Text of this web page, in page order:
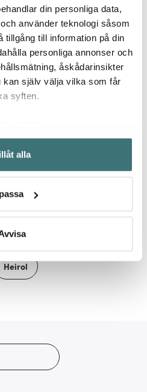
din personliga data,
använder teknologi såsom
tillgång till information på din
personliga annonser och
åskådarinsikter
själv välja vilka som får
syften.
din geografiska plats som
på upp till flera meter
att aktivt skanna den för
personliga uppgifter
ditt samtycke när som
och annonserna
alla
Jonas
Knäcktratt
Doseringstratt 0,5 liter
99 kr
I lager
429
av våra kunder
Heirol